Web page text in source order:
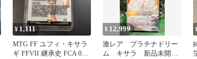
¥ 1,111
MTG FF ユフィ・キサラ
ギ FFVII 継承史 FCA 060
¥ 12,999
激レア プラチナドリー
ム キサラ 新品未開